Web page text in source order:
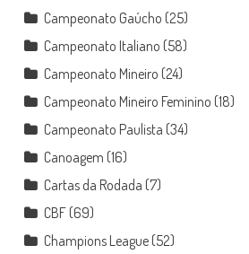
Campeonato Gaúcho (25)
Campeonato Italiano (58)
Campeonato Mineiro (24)
Campeonato Mineiro Feminino (18)
Campeonato Paulista (34)
Canoagem (16)
Cartas da Rodada (7)
CBF(69)
Champions League(52)